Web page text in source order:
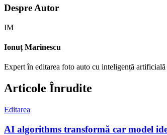
Despre Autor
IM
Ionuț Marinescu
Expert în editarea foto auto cu inteligență
Articole Înrudite
Editarea
AI algorithms transformă car model